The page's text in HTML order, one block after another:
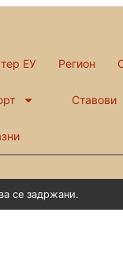
ЕУ Регион
Ставови
се задржани.